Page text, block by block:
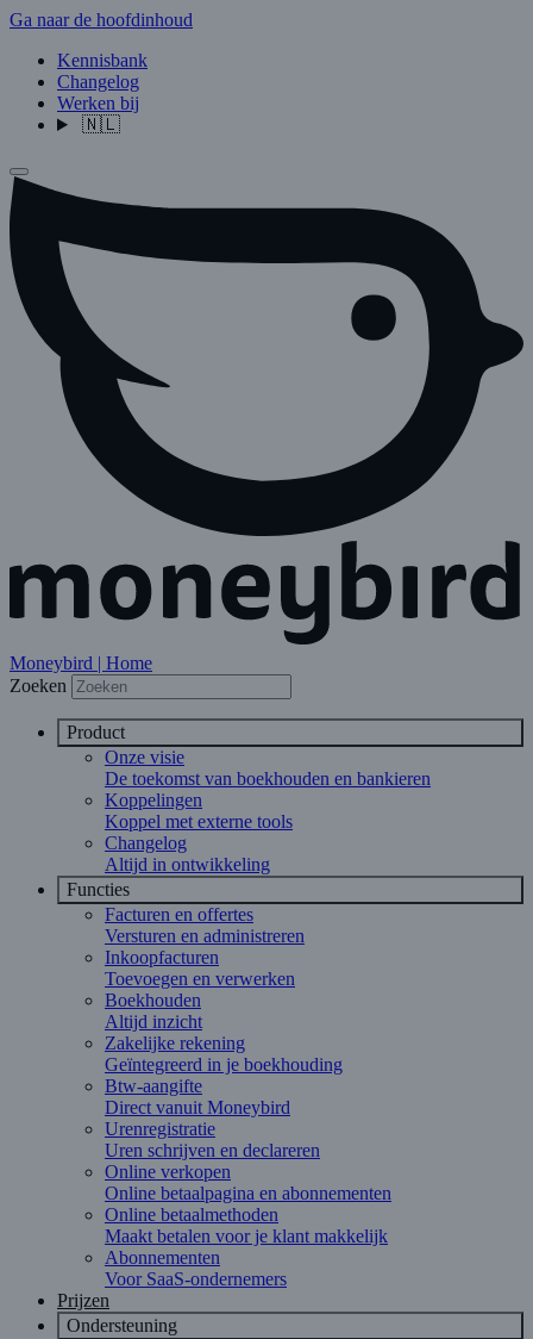
Ga naar de hoofdinhoud
Kennisbank
Changelog
Werken bij
🇳🇱
Moneybird | Home
Zoeken
Product
Onze visie
De toekomst van boekhouden en bankieren
Koppelingen
Koppel met externe tools
Changelog
Altijd in ontwikkeling
Functies
Facturen en offertes
Versturen en administreren
Inkoopfacturen
Toevoegen en verwerken
Boekhouden
Altijd inzicht
Zakelijke rekening
Geïntegreerd in je boekhouding
Btw-aangifte
Direct vanuit Moneybird
Urenregistratie
Uren schrijven en declareren
Online verkopen
Online betaalpagina en abonnementen
Online betaalmethoden
Maakt betalen voor je klant makkelijk
Abonnementen
Voor SaaS-ondernemers
Prijzen
Ondersteuning